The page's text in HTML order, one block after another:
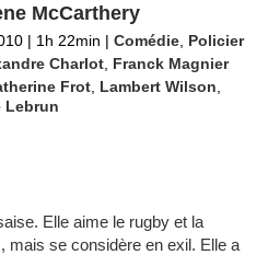
McCarthery
| 1h 22min | Comédie Policier
Charlot Franck Magnier
Frot Lambert Wilson
Lebrun
Elle aime le rugby et la
mais se considère en exil. Elle a